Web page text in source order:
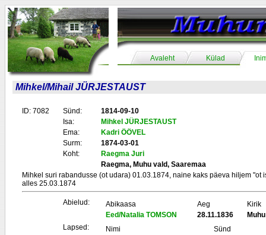
Avaleht Külad
Mihkel/Mihail JÜRJESTAUST
ID: 7082 Sünd:
1814-09-10
Isa:
Mihkel JÜRJESTAUST
Ema:
Kadri ÖÖVEL
Surm:
1874-03-01
Koht:
Raegma Juri
Raegma, Muhu vald, Saaremaa
Mihkel suri rabandusse (ot udara) 01.03.1874, naine kaks päeva hiljem "ot
alles 25.03.1874
Abielud: Abikaasa Aeg
Kirik
Eed/Natalia TOMSON
28.11.1836
Muhu
Lapsed:
Nimi
Sünd